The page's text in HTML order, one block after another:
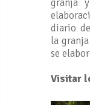
granja
diario
la
se
Visitar